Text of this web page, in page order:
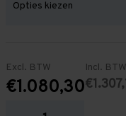
Excl. BTW
€1.080,30
Incl. BTW